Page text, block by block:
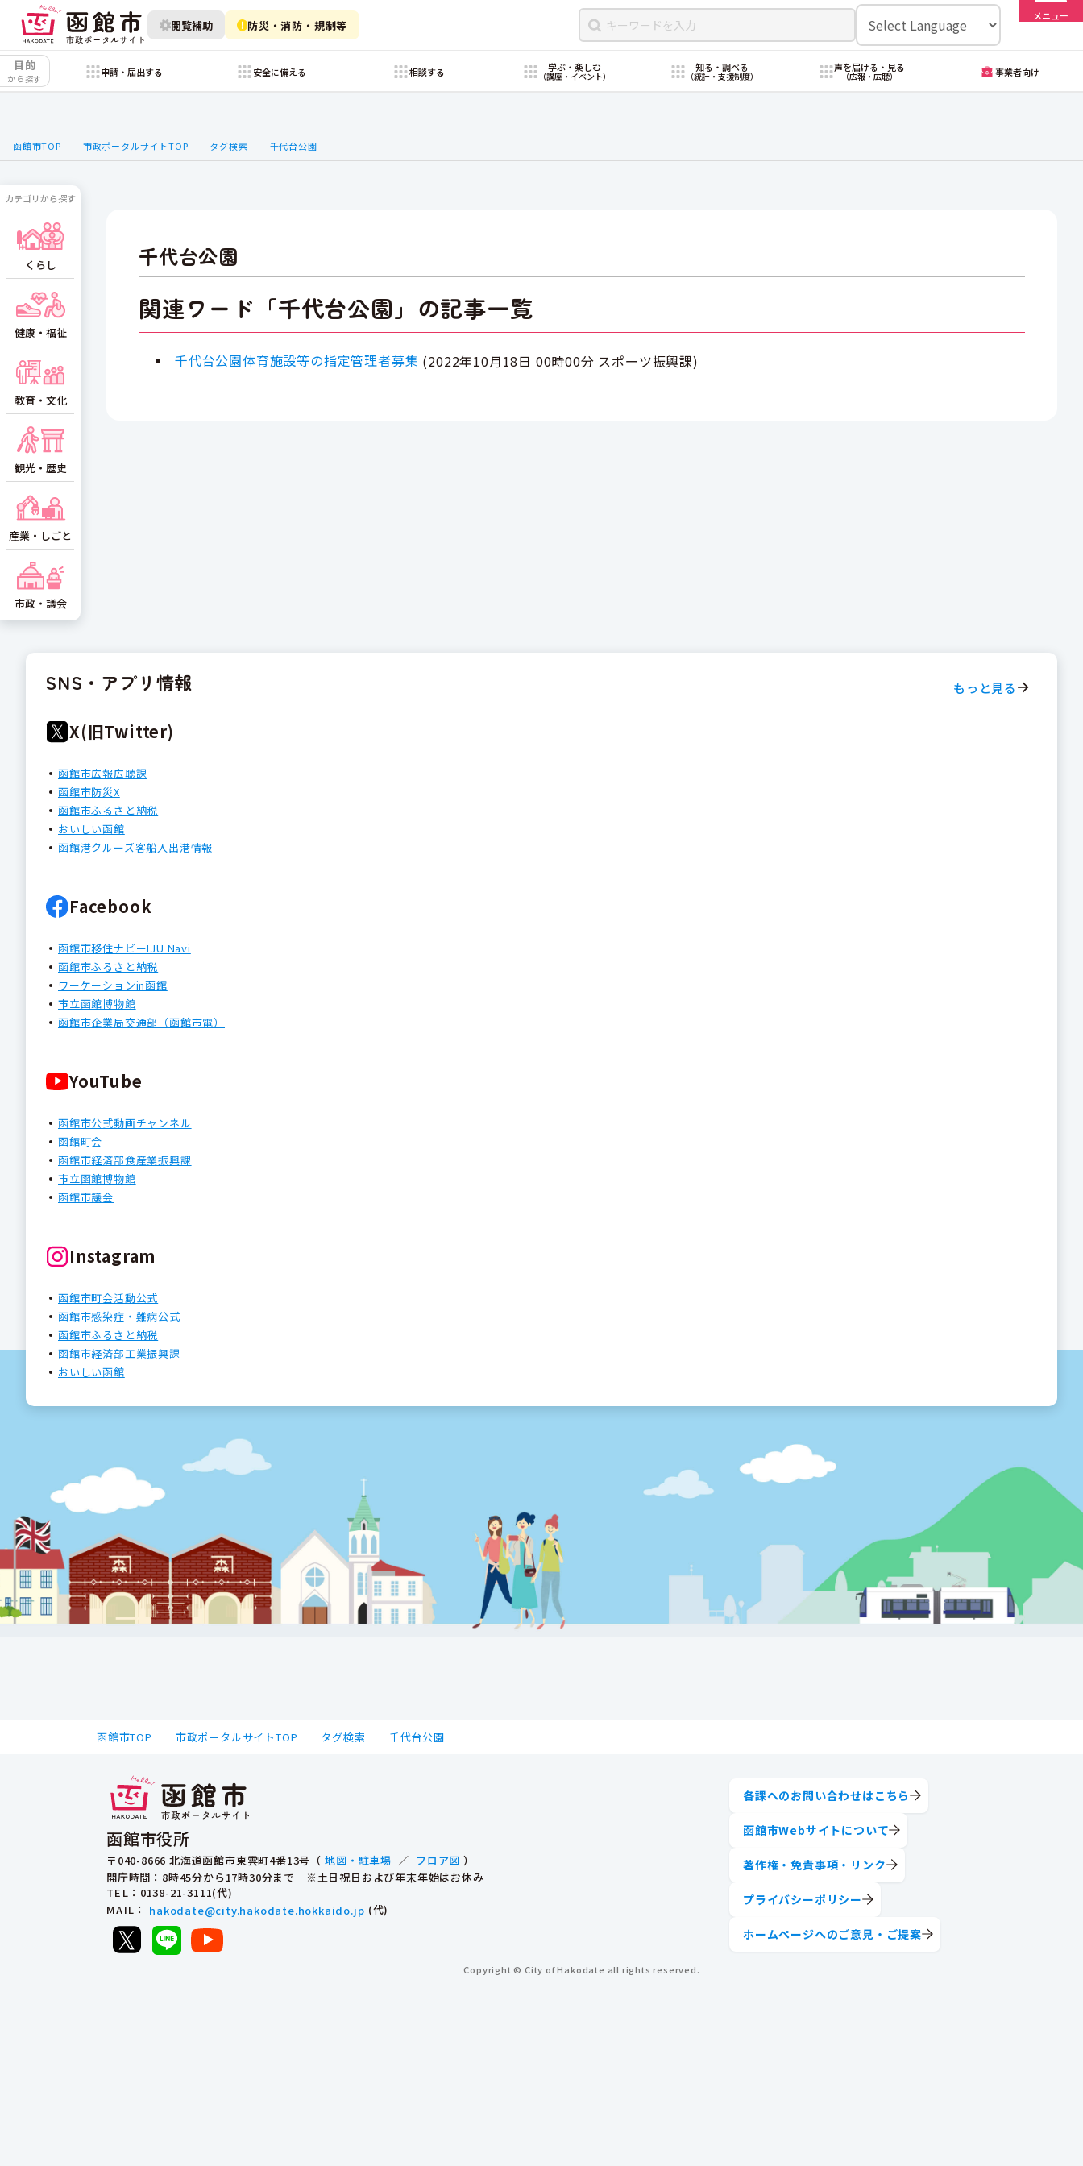
閲覧補助 防災・消防・規制等
メニュー
目的
から探す
申請・届出する 安全に備える 相談する 学ぶ・楽しむ
（講座・イベント）
知る・調べる
（統計・支援制度）
声を届ける・見る
（広報・広聴） 事業者向け
函館市TOP 市政ポータルサイトTOP タグ検索 千代台公園
千代台公園
関連ワード「千代台公園」の記事一覧
千代台公園体育施設等の指定管理者募集 (2022年10月18日 00時00分 スポーツ振興課)
カテゴリから探す
くらし
健康・福祉
教育・文化
観光・歴史
産業・しごと
市政・議会
SNS・アプリ情報 もっと見る
X(旧Twitter)
函館市広報広聴課
函館市防災X
函館市ふるさと納税
おいしい函館
函館港クルーズ客船入出港情報
Facebook
函館市移住ナビーIJU Navi
函館市ふるさと納税
ワーケーションin函館
市立函館博物館
函館市企業局交通部（函館市電）
YouTube
函館市公式動画チャンネル
函館町会
函館市経済部食産業振興課
市立函館博物館
函館市議会
Instagram
函館市町会活動公式
函館市感染症・難病公式
函館市ふるさと納税
函館市経済部工業振興課
おいしい函館
函館市TOP 市政ポータルサイトTOP タグ検索 千代台公園
函館市役所
〒040-8666 北海道函館市東雲町4番13号（ 地図・駐車場 ／ フロア図 ）
開庁時間：8時45分から17時30分まで ※土日祝日および年末年始はお休み
TEL ：0138-21-3111(代)
MAIL ： hakodate@city.hakodate.hokkaido.jp (代)
各課へのお問い合わせはこちら
函館市Webサイトについて
著作権・免責事項・リンク
プライバシーポリシー
ホームページへのご意見・ご提案
Copyright © City of Hakodate all rights reserved.